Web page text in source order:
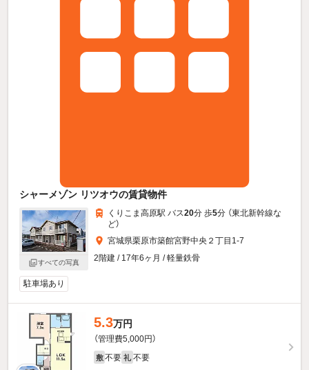
シャーメゾン リツオウの賃貸物件
すべての写真
くりこま高原駅 バス20分 歩5分 （東北新幹線な
ど）
宮城県栗原市築館宮野中央２丁目1-7
2階建 / 17年6ヶ月 / 軽量鉄骨
駐車場あり
5.3万円
（管理費5,000円）
敷 不要 礼 不要